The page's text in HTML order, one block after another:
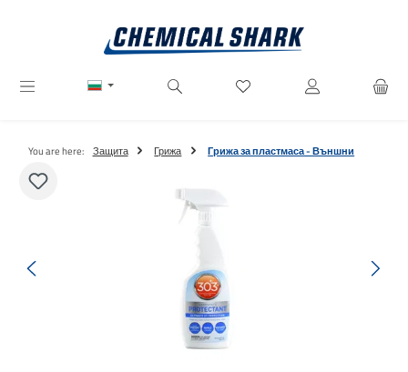
Имате 0 артикули от
You are here: Защита Грижа Грижа за пластмаса - Външни
Пропуснете галерия с изображения